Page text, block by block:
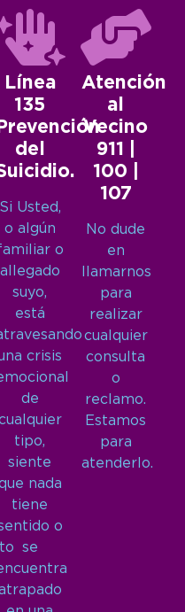
Línea
135
Prevención
del
Si Usted,
o algún
o
allegado
suyo,
está
crisis
de
tipo,
siente
nada
tiene
o
se
Atención
al
Vecino
911 |
100 |
107
No dude
en
llamarnos
para
realizar
cualquier
consulta
o
reclamo.
Estamos
para
atenderlo.